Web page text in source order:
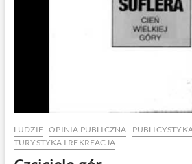
LUDZIE OPINIA PUBLICZNA
TURYSTYKA I REKREACJA